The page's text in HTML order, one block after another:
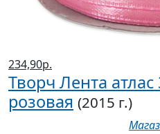
234,90р.
Творч Лента
розовая (2015 г.)